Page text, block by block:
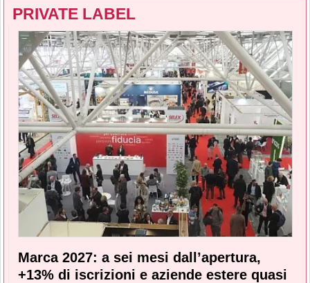
PRIVATE LABEL
Marca 2027: a sei mesi dall’apertura,
+13% di iscrizioni e aziende estere quasi